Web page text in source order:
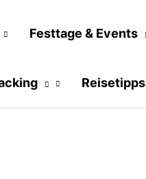
Festtage & Events
Reisetipps